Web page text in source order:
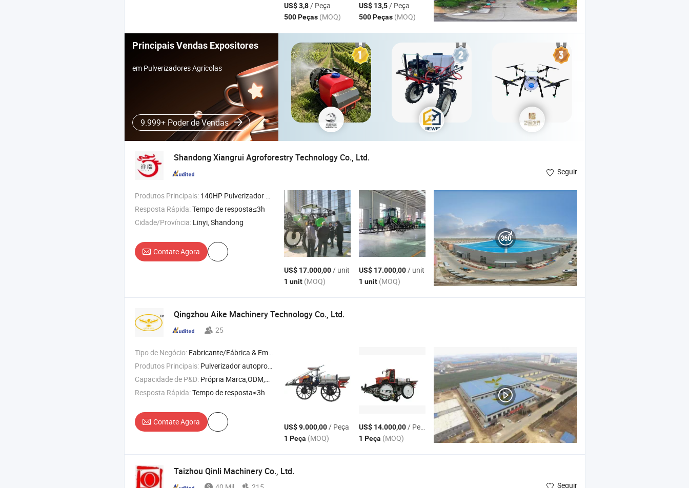
US$ 3,8/ Peça
500 Peças (MOQ)
US$ 13,5/ Peça
500 Peças (MOQ)
Principais Vendas Expositores
em Pulverizadores Agrícolas
9.999+ Poder de Vendas
Shandong Xiangrui Agroforestry Technology Co., Ltd.
Seguir
Produtos Principais: 140HP Pulverizador de Braço Autopropelido , 4000L Pulverizador Agrícola , 50HP Pulverizador de Pesticidas Agrícolas , 100HP Pulverizador de Braço , 15m Pulverizador de Largura de Aplicação
Resposta Rápida:Tempo de resposta≤3h
Cidade/Província: Linyi, Shandong
Contate Agora
US$ 17.000,00/ unit
1 unit (MOQ)
US$ 17.000,00/ unit
1 unit (MOQ)
Qingzhou Aike Machinery Technology Co., Ltd.
25
Tipo de Negócio: Fabricante/Fábrica & Empresa Comercial
Produtos Principais: Pulverizador autopropelido , Trator agrícola , Trator basculante , Trator de transporte , Peças de trator
Capacidade de P&D: Própria Marca,ODM,OEM
Resposta Rápida:Tempo de resposta≤3h
Contate Agora
US$ 9.000,00/ Peça
1 Peça (MOQ)
US$ 14.000,00/ Peça
1 Peça (MOQ)
Taizhou Qinli Machinery Co., Ltd.
Seguir